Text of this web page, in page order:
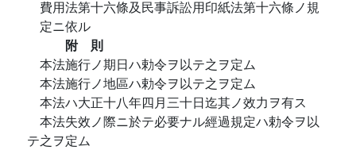
費用法第十六條及民事訴訟用印紙法第十六條ノ規
定ニ依ル
附 則
本法施行ノ期日ハ勅令ヲ以テ之ヲ定ム
本法施行ノ地區ハ勅令ヲ以テ之ヲ定ム
本法ハ大正十八年四月三十日迄其ノ效力ヲ有ス
本法失效ノ際ニ於テ必要ナル經過規定ハ勅令ヲ以
テ之ヲ定ム